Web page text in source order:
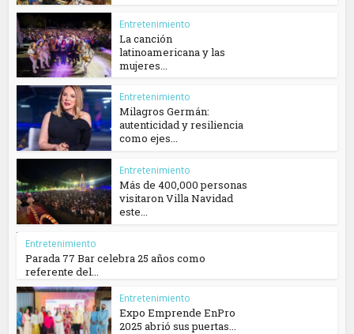
Entretenimiento
La canción
latinoamericana y las
mujeres...
Entretenimiento
Milagros Germán:
autenticidad y resiliencia
como ejes...
Entretenimiento
Más de 400,000 personas
visitaron Villa Navidad
este...
Entretenimiento
Parada 77 Bar celebra 25 años como
referente del...
Entretenimiento
Expo Emprende EnPro
2025 abrió sus puertas...